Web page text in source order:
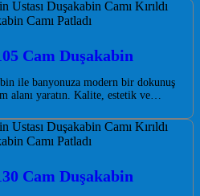
Cam Duşakabin
ile banyonuza modern bir dokunuş
alanı yaratın. Kalite, estetik ve…
Cam Duşakabin